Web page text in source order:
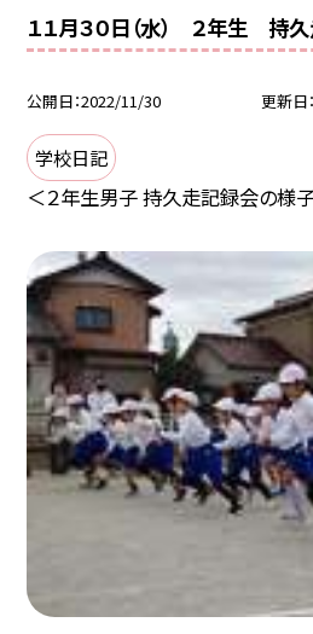
１１月３０日（水） ２年生 持久
公開日 2022/11/30 更新日
学校日記
＜２年生男子 持久走記録会の様